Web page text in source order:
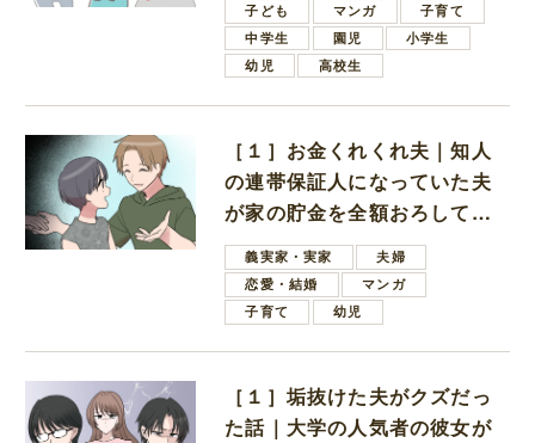
子ども
マンガ
子育て
中学生
園児
小学生
幼児
高校生
［１］お金くれくれ夫｜知人
の連帯保証人になっていた夫
が家の貯金を全額おろしてほ
しいと言ってきた
義実家・実家
夫婦
恋愛・結婚
マンガ
子育て
幼児
［１］垢抜けた夫がクズだっ
た話｜大学の人気者の彼女が